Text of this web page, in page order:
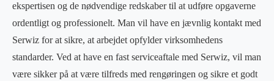
ekspertisen og de nødvendige redskaber til at udføre opgaverne
ordentligt og professionelt. Man vil have en jævnlig kontakt med
Serwiz for at sikre, at arbejdet opfylder virksomhedens
standarder. Ved at have en fast serviceaftale med Serwiz, vil man
være sikker på at være tilfreds med rengøringen og sikre et godt